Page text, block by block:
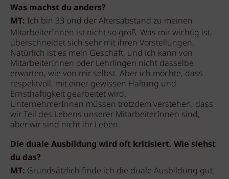
Was machst du anders?
MT: Ich bin 33 und der Altersabstand zu meinen
MitarbeiterInnen ist nicht so groß. Was mir wichtig ist,
überschneidet sich sehr mit ihren Vorstellungen.
Natürlich ist es mein Geschäft, und ich kann von
MitarbeiterInnen oder Lehrlingen nicht dasselbe
erwarten, wie von mir selbst. Aber ich möchte, dass
respektvoll, mit einer gewissen Haltung und
Ernsthaftigkeit gearbeitet wird.
UnternehmerInnen müssen trotzdem verstehen, dass
wir Teil des Lebens unserer MitarbeiterInnen sind,
aber wir sind nicht ihr Leben.
Die duale Ausbildung wird oft kritisiert. Wie siehst
du das?
MT: Grundsätzlich finde ich die duale Ausbildung gut.